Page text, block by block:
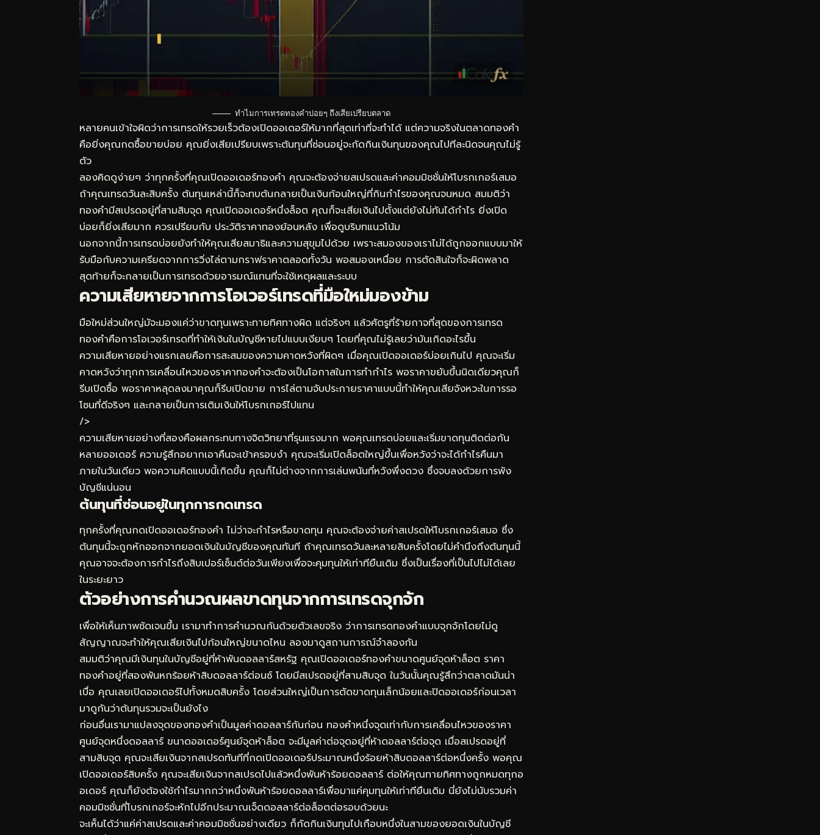
ทำไมการเทรดทองคำบ่อยๆ ถึงเสียเปรียบตลาด
หลายคนเข้าใจผิดว่าการเทรดให้รวยเร็วต้องเปิดออเดอร์ให้มากที่สุดเท่าที่จะทำได้ แต่ความจริงในตลาดทองคำ
คือยิ่งคุณกดซื้อขายบ่อย คุณยิ่งเสียเปรียบเพราะต้นทุนที่ซ่อนอยู่จะกัดกินเงินทุนของคุณไปทีละนิดจนคุณไม่รู้
ตัว
ลองคิดดูง่ายๆ ว่าทุกครั้งที่คุณเปิดออเดอร์ทองคำ คุณจะต้องจ่ายสเปรดและค่าคอมมิชชั่นให้โบรกเกอร์เสมอ
ถ้าคุณเทรดวันละสิบครั้ง ต้นทุนเหล่านี้ก็จะทบต้นกลายเป็นเงินก้อนใหญ่ที่กินกำไรของคุณจนหมด สมมติว่า
ทองคำมีสเปรดอยู่ที่สามสิบจุด คุณเปิดออเดอร์หนึ่งล็อต คุณก็จะเสียเงินไปตั้งแต่ยังไม่ทันได้กำไร ยิ่งเปิด
บ่อยก็ยิ่งเสียมาก ควรเปรียบกับ ประวัติราคาทองย้อนหลัง เพื่อดูบริบทแนวโน้ม
นอกจากนี้การเทรดบ่อยยังทำให้คุณเสียสมาธิและความสุขุมไปด้วย เพราะสมองของเราไม่ได้ถูกออกแบบมาให้
รับมือกับความเครียดจากการวิ่งไล่ตามกราฟราคาตลอดทั้งวัน พอสมองเหนื่อย การตัดสินใจก็จะผิดพลาด
สุดท้ายก็จะกลายเป็นการเทรดด้วยอารมณ์แทนที่จะใช้เหตุผลและระบบ
ความเสียหายจากการโอเวอร์เทรดที่มือใหม่มองข้าม
มือใหม่ส่วนใหญ่มัจะมองแค่ว่าขาดทุนเพราะทายทิศทางผิด แต่จริงๆ แล้วศัตรูที่ร้ายกาจที่สุดของการเทรด
ทองคำคือการโอเวอร์เทรดที่ทำให้เงินในบัญชีหายไปแบบเงียบๆ โดยที่คุณไม่รู้เลยว่ามันเกิดอะไรขึ้น
ความเสียหายอย่างแรกเลยคือการสะสมของความคาดหวังที่ผิดๆ เมื่อคุณเปิดออเดอร์บ่อยเกินไป คุณจะเริ่ม
คาดหวังว่าทุกการเคลื่อนไหวของราคาทองคำจะต้องเป็นโอกาสในการทำกำไร พอราคาขยับขึ้นนิดเดียวคุณก็
รีบเปิดซื้อ พอราคาหลุดลงมาคุณก็รีบเปิดขาย การไล่ตามจับประกายราคาแบบนี้ทำให้คุณเสียจังหวะในการรอ
โซนที่ดีจริงๆ และกลายเป็นการเติมเงินให้โบรกเกอร์ไปแทน
/>
ความเสียหายอย่างที่สองคือผลกระทบทางจิตวิทยาที่รุนแรงมาก พอคุณเทรดบ่อยและเริ่มขาดทุนติดต่อกัน
หลายออเดอร์ ความรู้สึกอยากเอาคืนจะเข้าครอบงำ คุณจะเริ่มเปิดล็อตใหญ่ขึ้นเพื่อหวังว่าจะได้กำไรคืนมา
ภายในวันเดียว พอความคิดแบบนี้เกิดขึ้น คุณก็ไม่ต่างจากการเล่นพนันที่หวังพึ่งดวง ซึ่งจบลงด้วยการพัง
บัญชีแน่นอน
ต้นทุนที่ซ่อนอยู่ในทุกการกดเทรด
ทุกครั้งที่คุณกดเปิดออเดอร์ทองคำ ไม่ว่าจะกำไรหรือขาดทุน คุณจะต้องจ่ายค่าสเปรดให้โบรกเกอร์เสมอ ซึ่ง
ต้นทุนนี้จะถูกหักออกจากยอดเงินในบัญชีของคุณทันที ถ้าคุณเทรดวันละหลายสิบครั้งโดยไม่คำนึงถึงต้นทุนนี้
คุณอาจจะต้องการกำไรถึงสิบเปอร์เซ็นต์ต่อวันเพียงเพื่อจะคุมทุนให้เท่าทียืนเดิม ซึ่งเป็นเรื่องที่เป็นไปไม่ได้เลย
ในระยะยาว
ตัวอย่างการคำนวณผลขาดทุนจากการเทรดจุกจัก
เพื่อให้เห็นภาพชัดเจนขึ้น เรามาทำการคำนวณกันด้วยตัวเลขจริง ว่าการเทรดทองคำแบบจุกจักโดยไม่ดู
สัญญาณจะทำให้คุณเสียเงินไปก้อนใหญ่ขนาดไหน ลองมาดูสถานการณ์จำลองกัน
สมมติว่าคุณมีเงินทุนในบัญชีอยู่ที่ห้าพันดอลลาร์สหรัฐ คุณเปิดออเดอร์ทองคำขนาดศูนย์จุดห้าล็อต ราคา
ทองคำอยู่ที่สองพันหกร้อยห้าสิบดอลลาร์ต่อนซ์ โดยมีสเปรดอยู่ที่สามสิบจุด ในวันนั้นคุณรู้สึกว่าตลาดมันน่า
เบื่อ คุณเลยเปิดออเดอร์ไปทั้งหมดสิบครั้ง โดยส่วนใหญ่เป็นการตัดขาดทุนเล็กน้อยและปิดออเดอร์ก่อนเวลา
มาดูกันว่าต้นทุนรวมจะเป็นยังไง
ก่อนอื่นเรามาแปลงจุดของทองคำเป็นมูลค่าดอลลาร์กันก่อน ทองคำหนึ่งจุดเท่ากับการเคลื่อนไหวของราคา
ศูนย์จุดหนึ่งดอลลาร์ ขนาดออเดอร์ศูนย์จุดห้าล็อต จะมีมูลค่าต่อจุดอยู่ที่ห้าดอลลาร์ต่อจุด เมื่อสเปรดอยู่ที่
สามสิบจุด คุณจะเสียเงินจากสเปรดทันทีที่กดเปิดออเดอร์ประมาณหนึ่งร้อยห้าสิบดอลลาร์ต่อหนึ่งครั้ง พอคุณ
เปิดออเดอร์สิบครั้ง คุณจะเสียเงินจากสเปรดไปแล้วหนึ่งพันห้าร้อยดอลลาร์ ต่อให้คุณทายทิศทางถูกหมดทุกอ
อเดอร์ คุณก็ยังต้องใช้กำไรมากกว่าหนึ่งพันห้าร้อยดอลลาร์เพื่อมาแค่คุมทุนให้เท่าทียืนเดิม นี่ยังไม่นับรวมค่า
คอมมิชชั่นที่โบรกเกอร์จะหักไปอีกประมาณเจ็ดดอลลาร์ต่อล็อตต่อรอบด้วยนะ
จะเห็นได้ว่าแค่ค่าสเปรดและค่าคอมมิชชั่นอย่างเดียว ก็กัดกินเงินทุนไปเกือบหนึ่งในสามของยอดเงินในบัญชี